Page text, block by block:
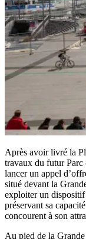
Après avoir livré la
travaux du futur Parc
lancer un appel
situé devant la
exploiter un
préservant sa
concourent à son
Au pied de la